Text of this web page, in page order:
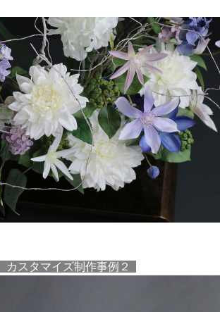
カスタマイズ制作事例２